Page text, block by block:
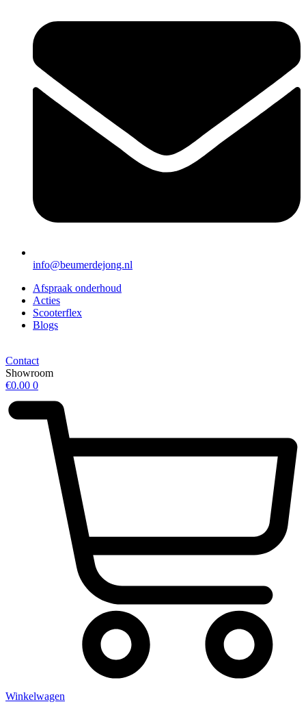
info@beumerdejong.nl
Afspraak onderhoud
Acties
Scooterflex
Blogs
Contact
Showroom
€0.00 0
Winkelwagen